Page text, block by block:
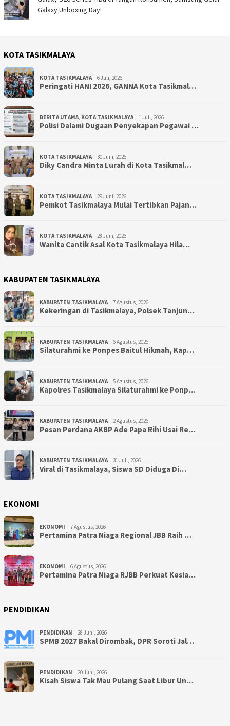
Galaxy Unboxing Day!
KOTA TASIKMALAYA
KOTA TASIKMALAYA 6 Juli, 2026
Peringati HANI 2026, GANNA Kota Tasikmal…
BERITA UTAMA KOTA TASIKMALAYA 1 Juli, 2026
Polisi Dalami Dugaan Penyekapan Pegawai …
KOTA TASIKMALAYA 30 Juni, 2026
Diky Candra Minta Lurah di Kota Tasikmal…
KOTA TASIKMALAYA 29 Juni, 2026
Pemkot Tasikmalaya Mulai Tertibkan Pajan…
KOTA TASIKMALAYA 28 Juni, 2026
Wanita Cantik Asal Kota Tasikmalaya Hila…
KABUPATEN TASIKMALAYA
KABUPATEN TASIKMALAYA 7 Agustus, 2026
Kekeringan di Tasikmalaya, Polsek Tanjun…
KABUPATEN TASIKMALAYA 6 Agustus, 2026
Silaturahmi ke Ponpes Baitul Hikmah, Kap…
KABUPATEN TASIKMALAYA 5 Agustus, 2026
Kapolres Tasikmalaya Silaturahmi ke Ponp…
KABUPATEN TASIKMALAYA 2 Agustus, 2026
Pesan Perdana AKBP Ade Papa Rihi Usai Re…
KABUPATEN TASIKMALAYA 31 Juli, 2026
Viral di Tasikmalaya, Siswa SD Diduga Di…
EKONOMI
EKONOMI 7 Agustus, 2026
Pertamina Patra Niaga Regional JBB Raih …
EKONOMI 6 Agustus, 2026
Pertamina Patra Niaga RJBB Perkuat Kesia…
PENDIDIKAN
PENDIDIKAN 28 Juni, 2026
SPMB 2027 Bakal Dirombak, DPR Soroti Jal…
PENDIDIKAN 20 Juni, 2026
Kisah Siswa Tak Mau Pulang Saat Libur Un…